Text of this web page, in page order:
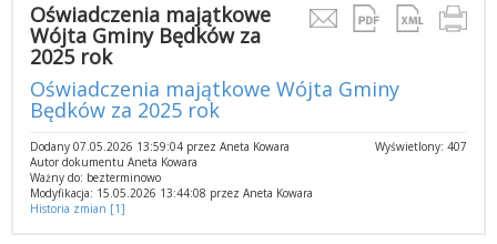
Oświadczenia majątkowe
Wójta Gminy Będków za
2025 rok
Oświadczenia majątkowe Wójta Gminy
Będków za 2025 rok
Wyświetlony: 407
Dodany 07.05.2026 13:59:04 przez Aneta Kowara
Autor dokumentu Aneta Kowara
Ważny do: bezterminowo
Modyfikacja: 15.05.2026 13:44:08 przez Aneta Kowara
Historia zmian [1]